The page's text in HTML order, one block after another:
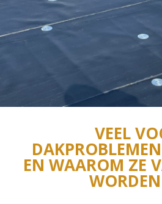
VEEL
EN WAAROM ZE